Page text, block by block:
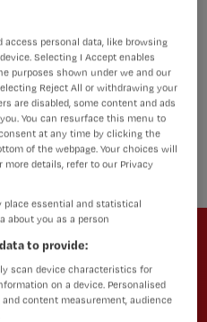
en het
Hij schreef de boeken “U
we dat hier” (2010),
met dr. Anneke van
(2014). Zijn laatste boek
problematiek in
hier niet” en is
van het laatste
access personal data, like browsing
Selecting I Accept enables
purposes shown under we and our
Reject All or withdrawing your
are disabled, some content and ads
You can resurface this menu to
at any time by clicking the
of the webpage. Your choices will
details, refer to our Privacy
place essential and statistical
about you as a person
to provide:
scan device characteristics for
on a device. Personalised
content measurement, audience